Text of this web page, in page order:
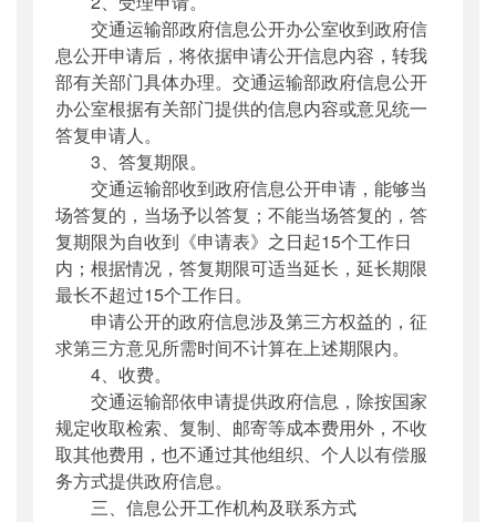
交通运输部政府信息公开办公室收到政府信
息公开申请后，将依据申请公开信息内容，转我
部有关部门具体办理。交通运输部政府信息公开
办公室根据有关部门提供的信息内容或意见统一
答复申请人。
3、答复期限。
交通运输部收到政府信息公开申请，能够当
场答复的，当场予以答复；不能当场答复的，答
复期限为自收到《申请表》之日起15个工作日
内；根据情况，答复期限可适当延长，延长期限
最长不超过15个工作日。
申请公开的政府信息涉及第三方权益的，征
求第三方意见所需时间不计算在上述期限内。
4、收费。
交通运输部依申请提供政府信息，除按国家
规定收取检索、复制、邮寄等成本费用外，不收
取其他费用，也不通过其他组织、个人以有偿服
务方式提供政府信息。
三、信息公开工作机构及联系方式